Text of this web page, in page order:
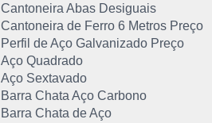
Cantoneira Abas Desiguais
Cantoneira de Ferro 6 Metros Preço
Perfil de Aço Galvanizado Preço
Aço Quadrado
Aço Sextavado
Barra Chata Aço Carbono
Barra Chata de Aço